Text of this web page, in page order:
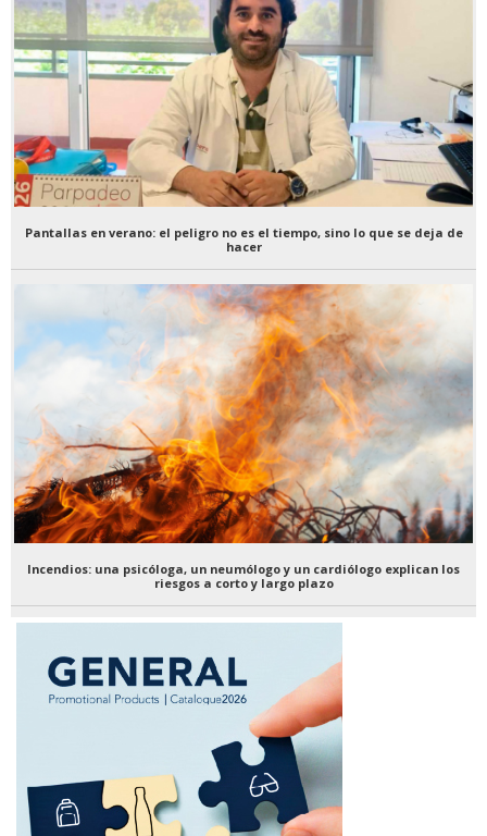
Pantallas en verano: el peligro no es el tiempo, sino lo que se deja de
hacer
Incendios: una psicóloga, un neumólogo y un cardiólogo explican los
riesgos a corto y largo plazo